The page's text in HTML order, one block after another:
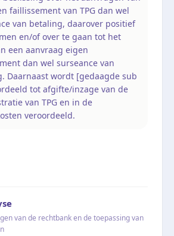
faillissement van TPG dan wel
van betaling, daarover positief
en/of over te gaan tot het
een aanvraag eigen
dan wel surseance van
Daarnaast wordt [gedaagde sub
tot afgifte/inzage van de
van TPG en in de
veroordeeld.
van de rechtbank en de toepassing van